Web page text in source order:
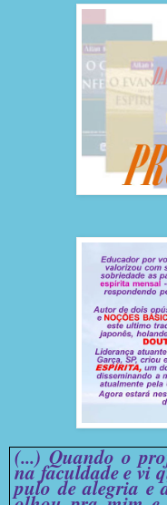
(...) Quando o
na faculdade e vi
pulo de alegria e